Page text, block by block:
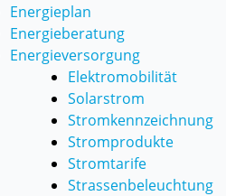
Energieplan
Energieberatung
Energieversorgung
Elektromobilität
Solarstrom
Stromkennzeichnung
Stromprodukte
Stromtarife
Strassenbeleuchtung